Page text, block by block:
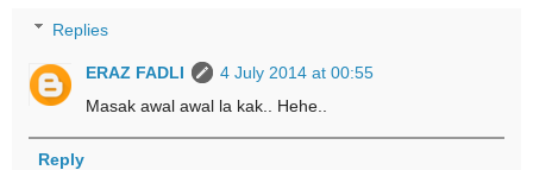
Replies
ERAZ FADLI
4 July 2014 at 00:55
Masak awal awal la kak.. Hehe..
Reply